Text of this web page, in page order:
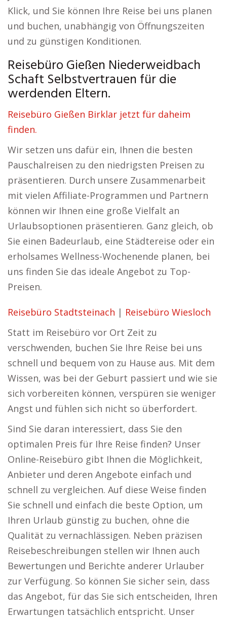
Klick, und Sie können Ihre Reise bei uns planen
und buchen, unabhängig von Öffnungszeiten
und zu günstigen Konditionen.
Reisebüro Gießen Niederweidbach
Schaft Selbstvertrauen für die
werdenden Eltern.
Reisebüro Gießen Birklar jetzt für daheim
finden.
Wir setzen uns dafür ein, Ihnen die besten
Pauschalreisen zu den niedrigsten Preisen zu
präsentieren. Durch unsere Zusammenarbeit
mit vielen Affiliate-Programmen und Partnern
können wir Ihnen eine große Vielfalt an
Urlaubsoptionen präsentieren. Ganz gleich, ob
Sie einen Badeurlaub, eine Städtereise oder ein
erholsames Wellness-Wochenende planen, bei
uns finden Sie das ideale Angebot zu Top-
Preisen.
Reisebüro Stadtsteinach | Reisebüro Wiesloch
Statt im Reisebüro vor Ort Zeit zu
verschwenden, buchen Sie Ihre Reise bei uns
schnell und bequem von zu Hause aus. Mit dem
Wissen, was bei der Geburt passiert und wie sie
sich vorbereiten können, verspüren sie weniger
Angst und fühlen sich nicht so überfordert.
Sind Sie daran interessiert, dass Sie den
optimalen Preis für Ihre Reise finden? Unser
Online-Reisebüro gibt Ihnen die Möglichkeit,
Anbieter und deren Angebote einfach und
schnell zu vergleichen. Auf diese Weise finden
Sie schnell und einfach die beste Option, um
Ihren Urlaub günstig zu buchen, ohne die
Qualität zu vernachlässigen. Neben präzisen
Reisebeschreibungen stellen wir Ihnen auch
Bewertungen und Berichte anderer Urlauber
zur Verfügung. So können Sie sicher sein, dass
das Angebot, für das Sie sich entscheiden, Ihren
Erwartungen tatsächlich entspricht. Unser